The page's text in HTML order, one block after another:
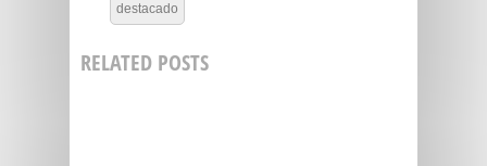
destacado
RELATED POSTS